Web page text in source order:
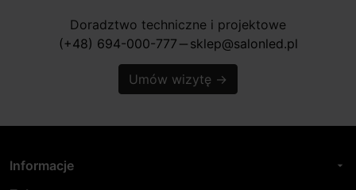
Doradztwo techniczne i projektowe
(+48) 694-000-777 horizontal_rule sklep@salonled.pl
Umów wizytę →
Informacje arrow_drop_down